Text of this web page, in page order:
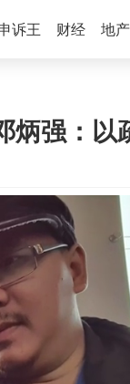
诉王 财经 地产
强：以